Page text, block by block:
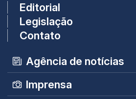
Editorial
Legislação
Contato
Agência de notícias
Imprensa